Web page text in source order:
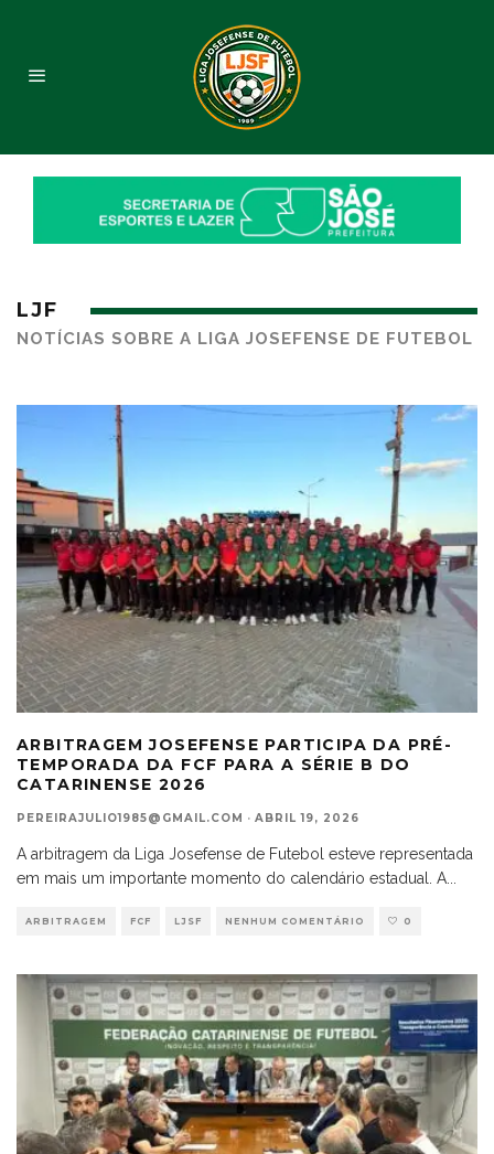
LJF
NOTÍCIAS SOBRE A LIGA JOSEFENSE DE FUTEBOL
ARBITRAGEM JOSEFENSE PARTICIPA DA PRÉ-
TEMPORADA DA FCF PARA A SÉRIE B DO
CATARINENSE 2026
PEREIRAJULIO1985@GMAIL.COM · ABRIL 19, 2026
A arbitragem da Liga Josefense de Futebol esteve representada
em mais um importante momento do calendário estadual. A
ARBITRAGEM FCF LJSF NENHUM COMENTÁRIO 0